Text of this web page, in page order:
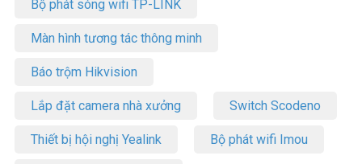
Bộ phát sóng wifi TP-LINK
Màn hình tương tác thông minh
Báo trộm Hikvision
Lắp đặt camera nhà xưởng Switch Scodeno
Thiết bị hội nghị Yealink Bộ phát wifi Imou